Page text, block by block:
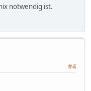
notwendig ist.
#4